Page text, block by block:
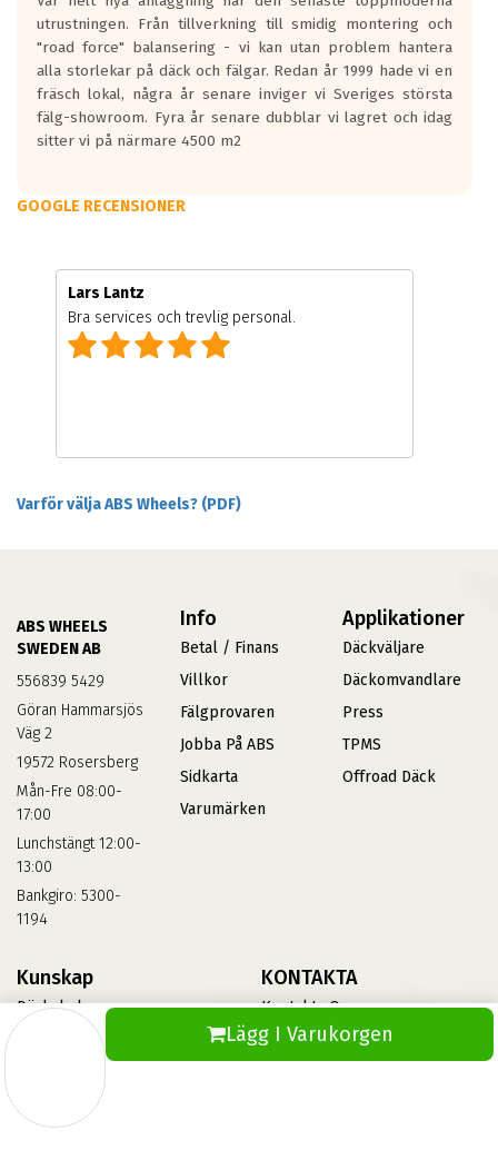
Lägg I Varukorgen
utrustningen. Från tillverkning till smidig montering och
"road force" balansering - vi kan utan problem hantera
alla storlekar på däck och fälgar. Redan år 1999 hade vi en
fräsch lokal, några år senare inviger vi Sveriges största
fälg-showroom. Fyra år senare dubblar vi lagret och idag
sitter vi på närmare 4500 m2
GOOGLE RECENSIONER
Lars Lantz
Bra services och trevlig personal.
Varför välja ABS Wheels? (PDF)
ABS WHEELS
SWEDEN AB
556839 5429
Göran Hammarsjös
Väg 2
19572 Rosersberg
Mån-Fre 08:00-
17:00
Lunchstängt 12:00-
13:00
Bankgiro: 5300-
1194
Info
Betal / Finans
Villkor
Fälgprovaren
Jobba På ABS
Sidkarta
Varumärken
Applikationer
Däckväljare
Däckomvandlare
Press
TPMS
Offroad Däck
Kunskap
Däckskola
Informationsbank Av Däck
Och Fälgar
KONTAKTA
Kontakta Oss
Vinterdäck